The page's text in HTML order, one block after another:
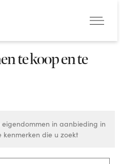
te koop en te
in aanbieding in
die u zoekt